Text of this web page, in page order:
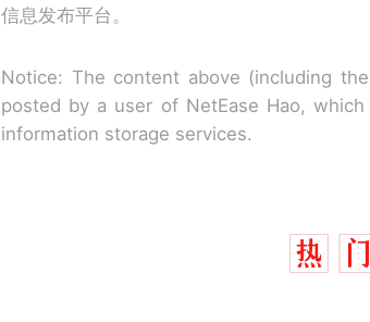
信息发布平台。
Notice: The content above (including
posted by a user of NetEase Hao,
information storage services.